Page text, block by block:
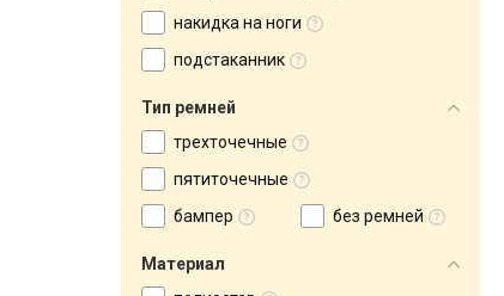
накидка на ноги
подстаканник
Тип ремней
трехточечные
пятиточечные
бампер
без ремней
Материал